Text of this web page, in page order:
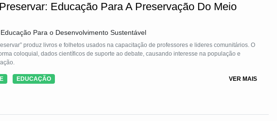
Educação Para A Preservação Do Meio
Para o Desenvolvimento Sustentável
produz livros e folhetos usados na capacitação de professores e lideres comunitários. O
coloquial, dados científicos de suporte ao debate, causando interesse na população e
EDUCAÇÃO VER MAIS